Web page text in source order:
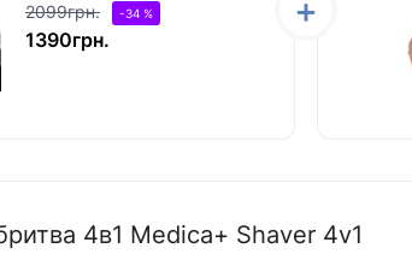
2099грн. -34 %
1390грн.
4в1 Medica+ Shaver 4v1